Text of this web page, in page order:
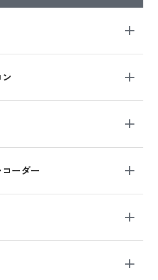
ーダー
ーズ 2024
インチ の新品買取価格
ーズ
品買取価格
チ シリーズ
ンチ の新品買取価格